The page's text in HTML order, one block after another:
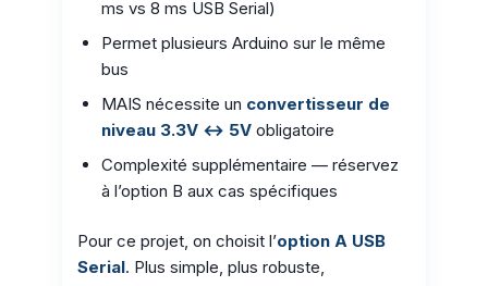
ms vs 8 ms USB Serial)
Permet plusieurs Arduino sur le même
bus
MAIS nécessite un convertisseur de
niveau 3.3V ↔ 5V obligatoire
Complexité supplémentaire — réservez
à l’option B aux cas spécifiques
Pour ce projet, on choisit l’option A USB
Serial. Plus simple, plus robuste,